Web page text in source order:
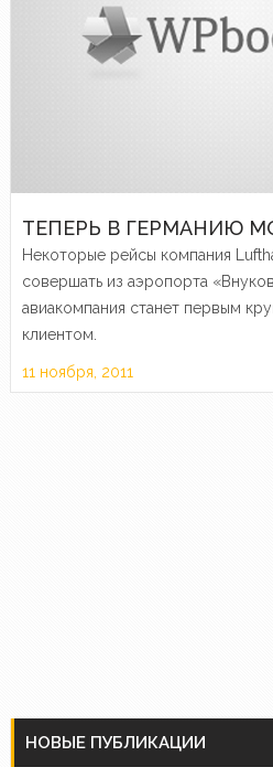
Некоторые рейсы компания
совершать из аэропорта
авиакомпания станет первым
клиентом.
11 ноября, 2011
НОВЫЕ ПУБЛИКАЦИИ